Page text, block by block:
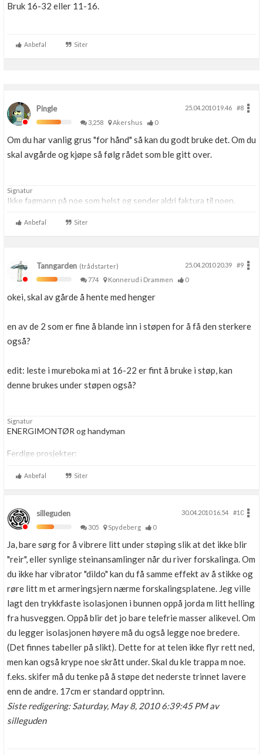
Bruk 16-32 eller 11-16.
Anbefal Siter
Pingle 25.04.2010 19.46
#8
3,258
Akershus 0
Om du har vanlig grus "for hånd" så kan du godt bruke det. Om du
skal avgårde og kjøpe så følg rådet som ble gitt over.
Signatur
Ikke fagmann på noe som helst og sender aldri faktura til noen.
Anbefal Siter
Tanngarden (trådstarter) 25.04.2010 20.39
#9
774
Konnerud i Drammen 0
okei, skal av gårde å hente med henger
en av de 2 som er fine å blande inn i støpen for å få den sterkere
også?
edit: leste i mureboka mi at 16-22 er fint å bruke i støp, kan
denne brukes under støpen også?
Signatur
ENERGIMONTØR og handyman
Ferdige prosjekter:
Oppussing av kjøkken
Anbefal Siter
silleguden 30.04.2010 16.54
#10
305
Spydeberg 0
Ja, bare sørg for å vibrere litt under støping slik at det ikke blir
"reir", eller synlige steinansamlinger når du river forskalinga. Om
du ikke har vibrator "dildo" kan du få samme effekt av å stikke og
røre litt m et armeringsjern nærme forskalingsplatene. Jeg ville
lagt den trykkfaste isolasjonen i bunnen oppå jorda m litt helling
fra husveggen. Oppå blir det jo bare telefrie masser alikevel. Om
du legger isolasjonen høyere må du også legge noe bredere.
(Det finnes tabeller på slikt). Dette for at telen ikke flyr rett ned,
men kan også krype noe skrått under. Skal du kle trappa m noe.
f.eks. skifer må du tenke på å støpe det nederste trinnet lavere
enn de andre. 17cm er standard opptrinn.
Siste redigering: Saturday, May 8, 2010 6:39:45 PM av
silleguden